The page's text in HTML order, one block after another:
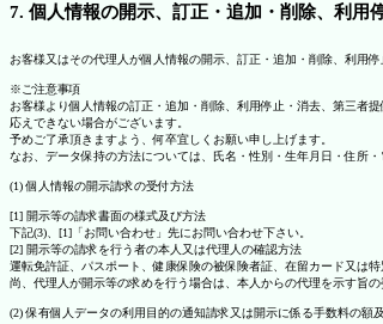
7. 個人情報の開示、訂正・追加・削除、利用
お客様又はその代理人が個人情報の開示、訂正・追加・削除、利用
※ご注意事項
お客様より個人情報の訂正・追加・削除、利用停止・消去、第三者
応えできない場合がございます。
予めご了承頂きますよう、何卒宜しくお願い申し上げます。
なお、データ保持の方法については、氏名・性別・生年月日・住所
(1) 個人情報の開示請求の受付方法
[1] 開示等の請求書面の様式及び方法
下記(3)、[1]「お問い合わせ」先にお問い合わせ下さい。
[2] 開示等の請求を行う者の本人又は代理人の確認方法
運転免許証、パスポート、健康保険の被保険者証、在留カード又は
尚、代理人が開示等の求めを行う場合は、本人からの代理を示す旨の
(2) 保有個人データの利用目的の通知請求又は開示に係る手数料の額